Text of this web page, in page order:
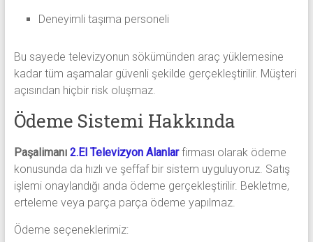
Deneyimli taşıma personeli
Bu sayede televizyonun sökümünden araç yüklemesine
kadar tüm aşamalar güvenli şekilde gerçekleştirilir. Müşteri
açısından hiçbir risk oluşmaz.
Ödeme Sistemi Hakkında
Paşalimanı 2.El Televizyon Alanlarfirması olarak ödeme
konusunda da hızlı ve şeffaf bir sistem uyguluyoruz. Satış
işlemi onaylandığı anda ödeme gerçekleştirilir. Bekletme,
erteleme veya parça parça ödeme yapılmaz.
Ödeme seçeneklerimiz: